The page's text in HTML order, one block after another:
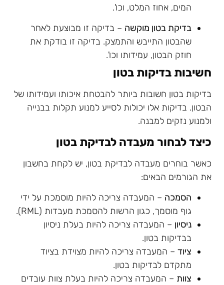
המים, אחוז המלט, וכו'.
בדיקת בטון מוקשה – בדיקה זו מבוצעת לאחר
שהבטון התייבש והתמצק. בדיקה זו בודקת את
חוזק הבטון, עמידותו וכו'.
חשיבות בדיקות בטון
בדיקות בטון חשובות ביותר להבטחת איכותו ועמידותו של
הבטון. בדיקות אלו יכולות לסייע למנוע תקלות בבנייה
ולמנוע נזקים למבנה.
כיצד לבחור מעבדה לבדיקת בטון
כאשר בוחרים מעבדה לבדיקת בטון, יש לקחת בחשבון
את הגורמים הבאים:
הסמכה – המעבדה צריכה להיות מוסמכת על ידי
גוף מוסמך, כגון הרשות להסמכת מעבדות (RML).
ניסיון – המעבדה צריכה להיות בעלת ניסיון
בבדיקות בטון.
ציוד – המעבדה צריכה להיות מצוידת בציוד
מתקדם לבדיקות בטון.
צוות – המעבדה צריכה להיות בעלת צוות עובדים